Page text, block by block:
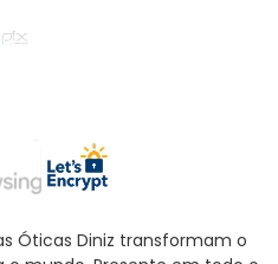
Óticas Diniz transformam o